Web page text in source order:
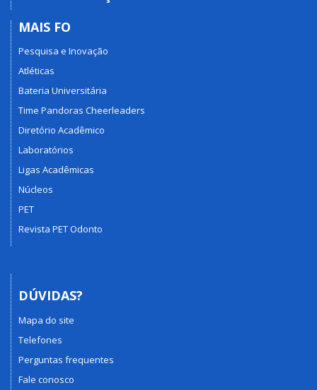
MAIS FO
Pesquisa e Inovação
Atléticas
Bateria Universitária
Time Pandoras Cheerleaders
Diretório Acadêmico
Laboratórios
Ligas Acadêmicas
Núcleos
PET
Revista PET Odonto
DÚVIDAS?
Mapa do site
Telefones
Perguntas frequentes
Fale conosco